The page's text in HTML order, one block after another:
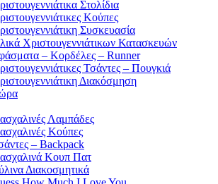
Στολίδια
Κούπες
Συσκευασία
Χριστουγεννιάτικων Κατασκευών
– Κορδέλες – Runner
Τσάντες – Πουγκιά
Διακόσμηση
Λαμπάδες
Κούπες
– Backpack
Κουπ Πατ
Διακοσμητικά